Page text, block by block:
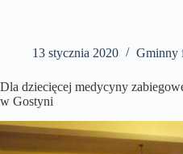
13 stycznia 2020 Gminny
Dla dziecięcej medycyny
w Gostyni